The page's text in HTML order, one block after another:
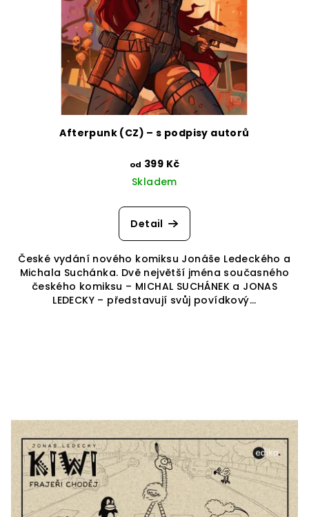
Afterpunk (CZ) – s podpisy autorů
od 399 Kč
Skladem
Detail
České vydání nového komiksu Jonáše Ledeckého a
Michala Suchánka. Dvě největší jména současného
českého komiksu – MICHAL SUCHÁNEK a JONAS
LEDECKY – představují svůj povídkový...